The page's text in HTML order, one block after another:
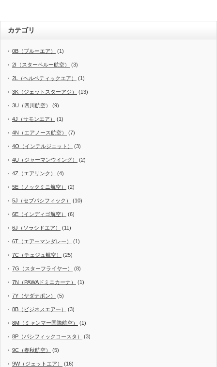
カテゴリ
0B（ブルーエア） (1)
2I（スターペルー航空） (3)
2L（ヘルベティックエア） (1)
3K（ジェットスターアジ） (13)
3U（四川航空） (9)
4J（サモンエア） (1)
4N（エアノース航空） (7)
4O（インテルジェット） (3)
4U（ジャーマンウイング） (2)
4Z（エアリンク） (4)
5E（ノックミニ航空） (2)
5J（セブパシフィック） (10)
6E（インディゴ航空） (6)
6J（ソラシドエア） (11)
6T（エアーマンダレー） (1)
7C（チェジュ航空） (25)
7G（スターフライヤー） (8)
7N（PAWAドミニカーナ） (1)
7Y（ヤダナポン） (5)
8B（ビジネスエアー） (3)
8M（ミャンマー国際航空） (1)
8P（パシフィックコースタ） (3)
9C（春秋航空） (5)
9W（ジェットエア） (16)